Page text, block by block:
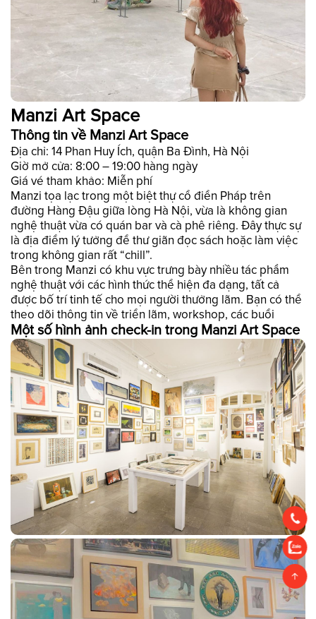
Manzi Art Space
Thông tin về Manzi Art Space
Địa chỉ: 14 Phan Huy Ích, quận Ba Đình, Hà Nội
Giờ mở cửa: 8:00 – 19:00 hàng ngày
Giá vé tham khảo: Miễn phí
Manzi tọa lạc trong một biệt thự cổ điển Pháp trên
đường Hàng Đậu giữa lòng Hà Nội, vừa là không gian
nghệ thuật vừa có quán bar và cà phê riêng. Đây thực sự
là địa điểm lý tưởng để thư giãn đọc sách hoặc làm việc
trong không gian rất “chill”.
Bên trong Manzi có khu vực trưng bày nhiều tác phẩm
nghệ thuật với các hình thức thể hiện đa dạng, tất cả
được bố trí tinh tế cho mọi người thưởng lãm. Bạn có thể
theo dõi thông tin về triển lãm, workshop, các buổi
Một số hình ảnh check-in trong Manzi Art Space